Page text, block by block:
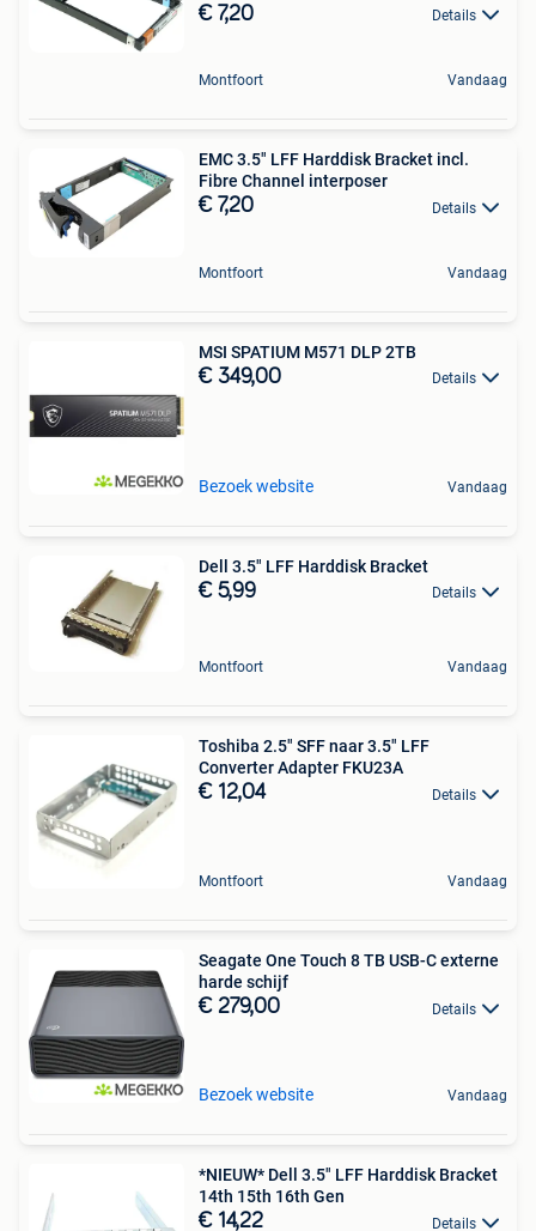
€ 7,20 Details
Montfoort Vandaag
EMC 3.5" LFF Harddisk Bracket incl.
Fibre Channel interposer
€ 7,20 Details
Montfoort Vandaag
MSI SPATIUM M571 DLP 2TB
€ 349,00 Details
Bezoek website Vandaag
Dell 3.5" LFF Harddisk Bracket
€ 5,99 Details
Montfoort Vandaag
Toshiba 2.5" SFF naar 3.5" LFF
Converter Adapter FKU23A
€ 12,04 Details
Montfoort Vandaag
Seagate One Touch 8 TB USB-C externe
harde schijf
€ 279,00 Details
Bezoek website Vandaag
*NIEUW* Dell 3.5" LFF Harddisk Bracket
14th 15th 16th Gen
€ 14,22 Details